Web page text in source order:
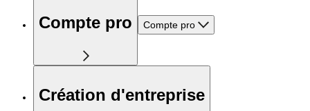
Compte pro Compte pro
Création d'entreprise